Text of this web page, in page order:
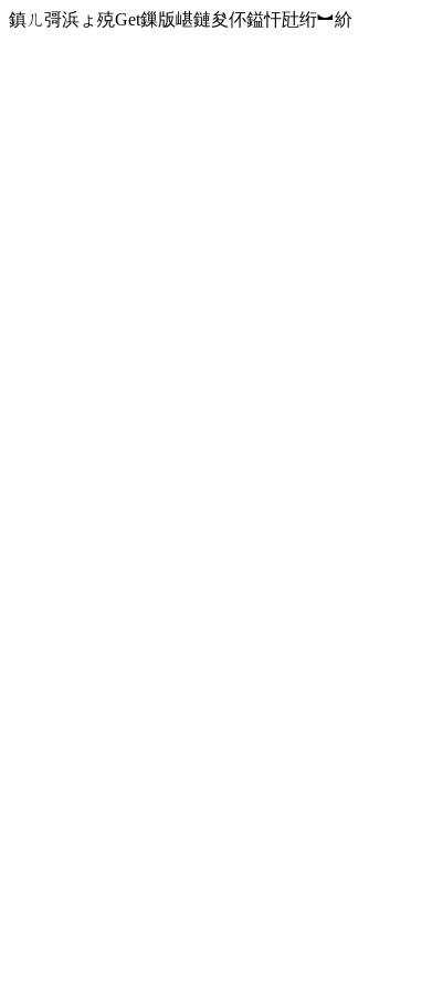
鎮ㄦ彁浜ょ殑Get鏁版嵁鏈夋伓鎰忓瓧绗︼紒